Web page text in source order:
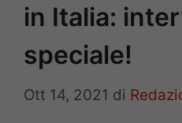
in Italia:
speciale!
Ott 14, 2021 di